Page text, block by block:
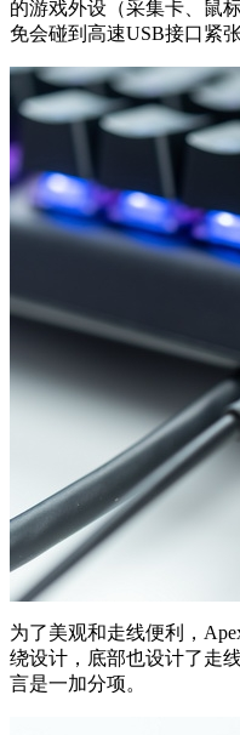
的游戏外设（采集卡、鼠
免会碰到高速USB接口紧
为了美观和走线便利，
绕设计，底部也设计了走
言是一加分项。